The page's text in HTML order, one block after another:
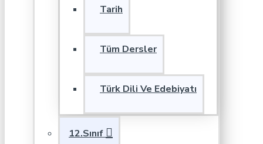
Tarih
Tüm Dersler
Türk Dili Ve Edebiyatı
12.Sınıf